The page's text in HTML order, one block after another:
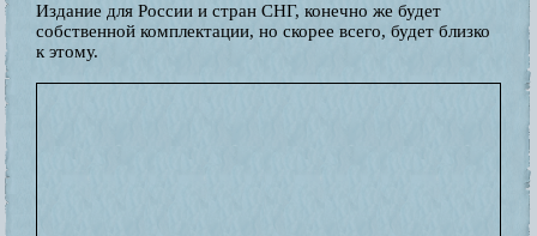
Издание для России и стран СНГ, конечно же будет
собственной комплектации, но скорее всего, будет близко
к этому.